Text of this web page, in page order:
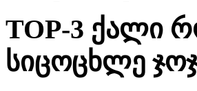
TOP-3 ქალი
სიცოცხლე